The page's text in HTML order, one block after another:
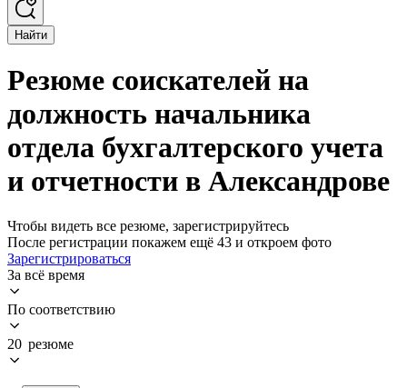
Найти
Резюме соискателей на
должность начальника
отдела бухгалтерского учета
и отчетности в Александрове
Чтобы видеть все резюме, зарегистрируйтесь
После регистрации покажем ещё 43 и откроем фото
Зарегистрироваться
За всё время
По соответствию
20 резюме